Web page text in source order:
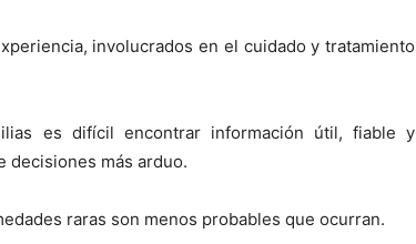
involucrados en el cuidado y tratamiento
es difícil encontrar información útil, fiable y
decisiones más arduo.
raras son menos probables que ocurran.